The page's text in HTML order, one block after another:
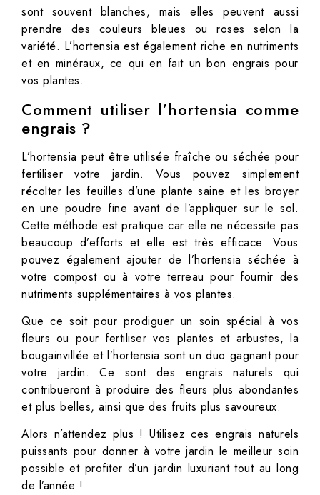
sont souvent blanches, mais elles peuvent aussi
prendre des couleurs bleues ou roses selon la
variété. L’hortensia est également riche en nutriments
et en minéraux, ce qui en fait un bon engrais pour
vos plantes.
Comment utiliser l’hortensia comme
engrais ?
L’hortensia peut être utilisée fraîche ou séchée pour
fertiliser votre jardin. Vous pouvez simplement
récolter les feuilles d’une plante saine et les broyer
en une poudre fine avant de l’appliquer sur le sol.
Cette méthode est pratique car elle ne nécessite pas
beaucoup d’efforts et elle est très efficace. Vous
pouvez également ajouter de l’hortensia séchée à
votre compost ou à votre terreau pour fournir des
nutriments supplémentaires à vos plantes.
Que ce soit pour prodiguer un soin spécial à vos
fleurs ou pour fertiliser vos plantes et arbustes, la
bougainvillée et l’hortensia sont un duo gagnant pour
votre jardin. Ce sont des engrais naturels qui
contribueront à produire des fleurs plus abondantes
et plus belles, ainsi que des fruits plus savoureux.
Alors n’attendez plus ! Utilisez ces engrais naturels
puissants pour donner à votre jardin le meilleur soin
possible et profiter d’un jardin luxuriant tout au long
de l’année !